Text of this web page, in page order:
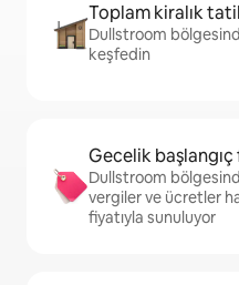
Toplam kiralık
Dullstroom
keşfedin
Gecelik başlangıç
Dullstroom
vergiler ve ücretler
fiyatıyla sunuluyor